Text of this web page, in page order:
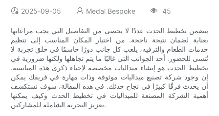
2025-09-05 Medal Bespoke 45
يتضمن تخطيط الحدث عددًا لا يحصى من التفاصيل التي يجب مراعاتها
بعناية لضمان نتيجة ناجحة. من اختيار المكان المناسب إلى تنظيم
خدمات الطعام والترفيه، يلعب كل جانب دورًا حاسمًا في خلق تجربة لا
تُنسى للحضور. أحد الجوانب التي غالبًا ما يتم تجاهلها ولكنها ضرورية في
تخطيط الحدث هو إنشاء ميداليات مخصصة لإحياء ذكرى هذه المناسبة.
إن وجود شركة تصنيع ميداليات موثوقة وذات مهارة في فريقك يمكن
أن يحدث فرقًا كبيرًا في نجاح حدثك. في هذه المقالة، سوف نستكشف
أهمية الشركة المصنعة للميداليات في تخطيط الحدث وكيف يمكنها
تعزيز التجربة الشاملة للمشاركين.